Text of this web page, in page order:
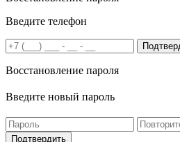
Введите телефон
Восстановление пароля
Введите новый пароль